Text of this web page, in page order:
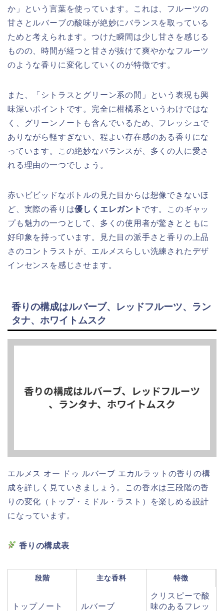
か」という言葉を使っています。これは、フルーツの
甘さとルバーブの酸味が絶妙にバランスを取っている
ためと考えられます。つけた瞬間は少し甘さを感じる
ものの、時間が経つと甘さが抜けて爽やかなフルーツ
のような香りに変化していくのが特徴です。
また、「シトラスとグリーン系の間」という表現も興
味深いポイントです。完全に柑橘系というわけではな
く、グリーンノートも含んでいるため、フレッシュで
ありながら軽すぎない、程よい存在感のある香りにな
っています。この絶妙なバランスが、多くの人に愛さ
れる理由の一つでしょう。
赤いビビッドなボトルの見た目からは想像できないほ
ど、実際の香りは優しくエレガント です。このギャッ
プも魅力の一つとして、多くの使用者が驚きとともに
好印象を持っています。見た目の派手さと香りの上品
さのコントラストが、エルメスらしい洗練されたデザ
インセンスを感じさせます。
香りの構成はルバーブ、レッドフルーツ、ラン
タナ、ホワイトムスク
エルメス オー ドゥ ルバーブ エカルラットの香りの構
成を詳しく見ていきましょう。この香水は三段階の香
りの変化（トップ・ミドル・ラスト）を楽しめる設計
になっています。
香りの構成表
段階 主な香料 特徴
トップノート ルバーブ
クリスピーで酸
味のあるフレッ